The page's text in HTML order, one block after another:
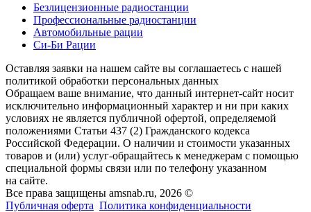
Безлицензионные радиостанции
Профессиональные радиостанции
Автомобильные рации
Си-Би Рации
Оставляя заявки на нашем сайте вы соглашаетесь с нашей
политикой обработки персональных данных
Обращаем ваше внимание, что данный интернет-сайт носит
исключительно информационный характер и ни при каких
условиях не является публичной офертой, определяемой
положениями Статьи 437 (2) Гражданского кодекса
Российской Федерации. О наличии и стоимости указанных
товаров и (или) услуг-обращайтесь к менеджерам с помощью
специальной формы связи или по телефону указанном
на сайте.
Все права защищены amsnab.ru, 2026 ©
Публичная оферта Политика конфиденциальности